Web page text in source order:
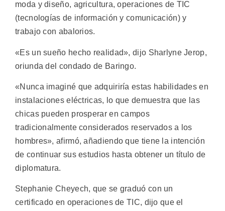
moda y diseño, agricultura, operaciones de TIC
(tecnologías de información y comunicación) y
trabajo con abalorios.
«Es un sueño hecho realidad», dijo Sharlyne Jerop,
oriunda del condado de Baringo.
«Nunca imaginé que adquiriría estas habilidades en
instalaciones eléctricas, lo que demuestra que las
chicas pueden prosperar en campos
tradicionalmente considerados reservados a los
hombres», afirmó, añadiendo que tiene la intención
de continuar sus estudios hasta obtener un título de
diplomatura.
Stephanie Cheyech, que se graduó con un
certificado en operaciones de TIC, dijo que el